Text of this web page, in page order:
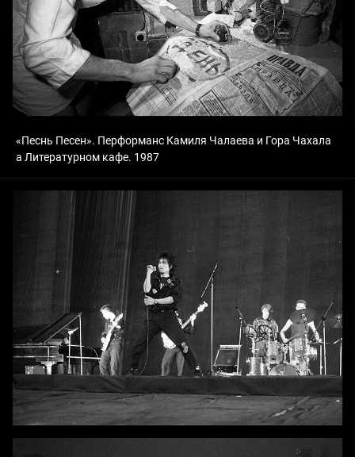
«Песнь Песен». Перформанс Камиля Чалаева и Гора Чахала
а Литературном кафе. 1987